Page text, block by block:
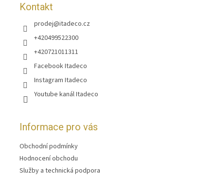
Kontakt
prodej@itadeco.cz
+420499522300
+420721011311
Facebook Itadeco
Instagram Itadeco
Youtube kanál Itadeco
Informace pro vás
Obchodní podmínky
Hodnocení obchodu
Služby a technická podpora